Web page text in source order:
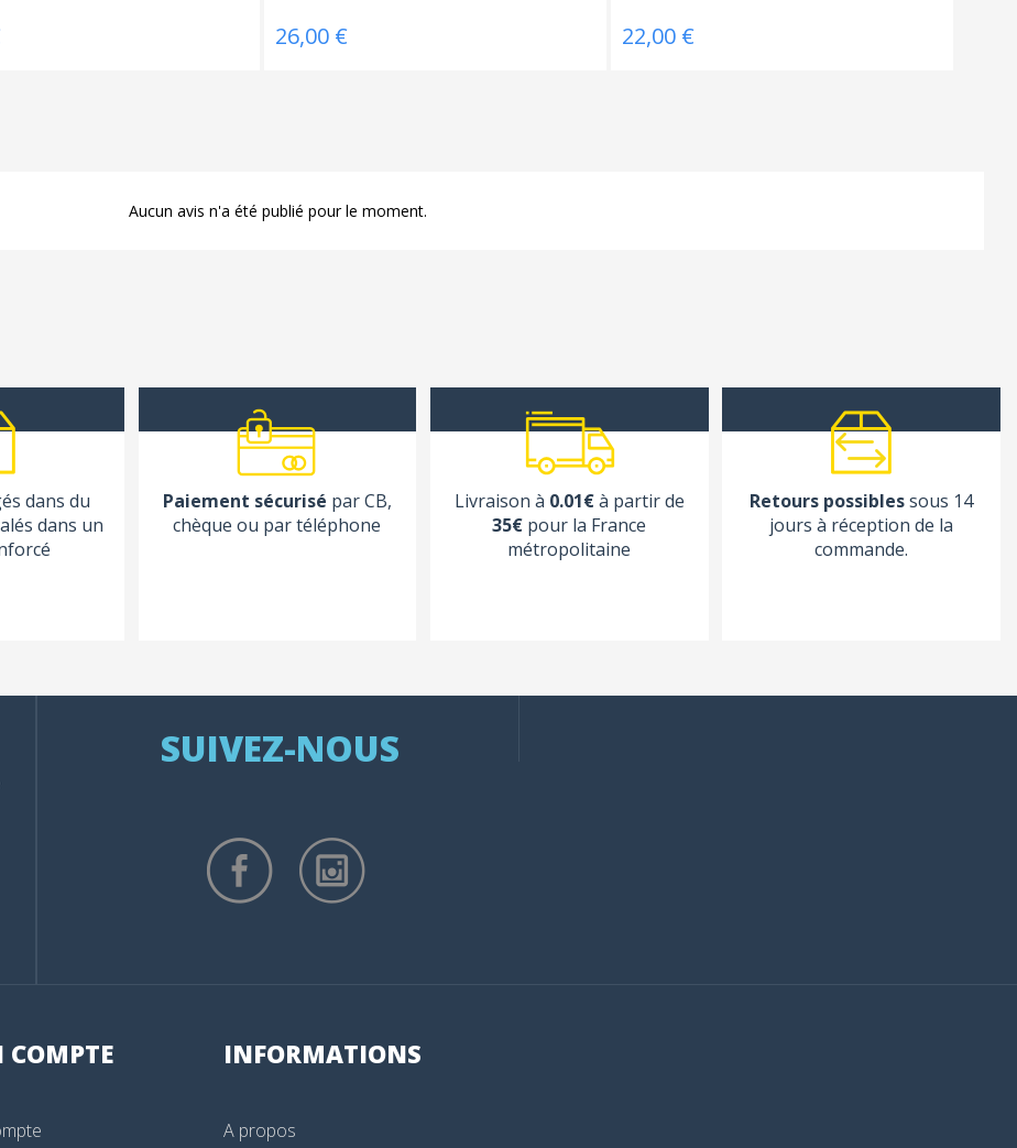
26,00 € 22,00 €
Aucun avis n'a été publié pour le moment.
dans du
dans un
Paiement sécurisé par CB,
chèque ou par téléphone
Livraison à 0.01€à partir de
35€ pour la France
métropolitaine
Retours possiblessous 14
jours à réception de la
commande.
SUIVEZ-NOUS
COMPTE INFORMATIONS
A propos